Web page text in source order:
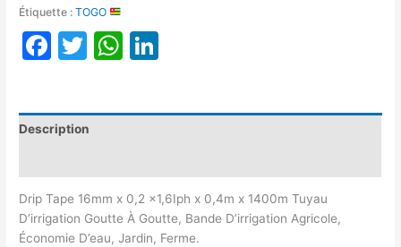
Étiquette :TOGO
Facebook
TwitterWhatsApp
Description
Drip Tape 16mm x 0,2 x1,6Iph x 0,4m x 1400m Tuyau
D’irrigation Goutte À Goutte, Bande D’irrigation Agricole,
Économie D’eau, Jardin, Ferme.